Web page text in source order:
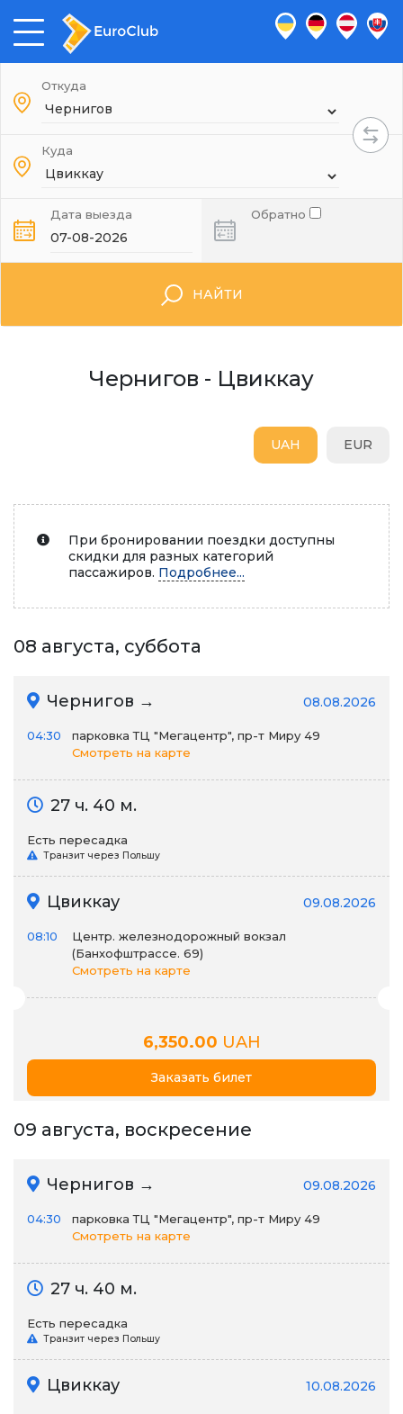
Откуда
Куда
Дата выезда Обратно
НАЙТИ
Чернигов - Цвиккау
EUR
UAH
При бронировании поездки доступны
скидки для разных категорий
пассажиров. Подробнее...
08 августа, суббота
Чернигов → 08.08.2026
04:30
парковка ТЦ "Мегацентр", пр-т Миру 49
Смотреть на карте
27 ч. 40 м.
Есть пересадка
Транзит через Польшу
Цвиккау 09.08.2026
08:10
Центр. железнодорожный вокзал
(Банхофштрассе. 69)
Смотреть на карте
6,350.00 UAH
Заказать билет
09 августа, воскресение
Чернигов → 09.08.2026
04:30
парковка ТЦ "Мегацентр", пр-т Миру 49
Смотреть на карте
27 ч. 40 м.
Есть пересадка
Транзит через Польшу
Цвиккау 10.08.2026